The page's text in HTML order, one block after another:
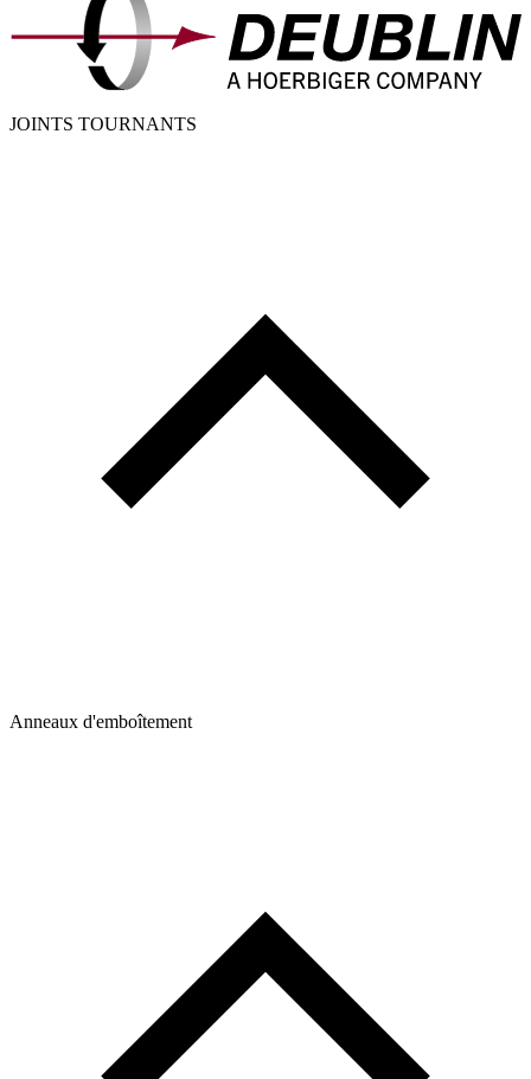
JOINTS TOURNANTS
Anneaux d'emboîtement